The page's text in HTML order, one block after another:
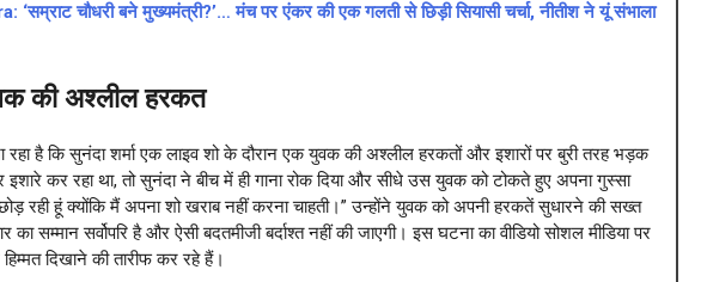
चौधरी बने मुख्यमंत्री?’… मंच पर एंकर की एक गलती से छिड़ी सियासी चर्चा, नीतीश ने यूं संभाला
की अश्लील हरकत
जा रहा है कि सुनंदा शर्मा एक लाइव शो के दौरान एक युवक की अश्लील हरकतों और इशारों पर बुरी तरह भड़क
कर रहा था, तो सुनंदा ने बीच में ही गाना रोक दिया और सीधे उस युवक को टोकते हुए अपना गुस्सा
रही हूं क्योंकि मैं अपना शो खराब नहीं करना चाहती।” उन्होंने युवक को अपनी हरकतें सुधारने की सख्त
सम्मान सर्वोपरि है और ऐसी बदतमीजी बर्दाश्त नहीं की जाएगी। इस घटना का वीडियो सोशल मीडिया पर
दिखाने की तारीफ कर रहे हैं।